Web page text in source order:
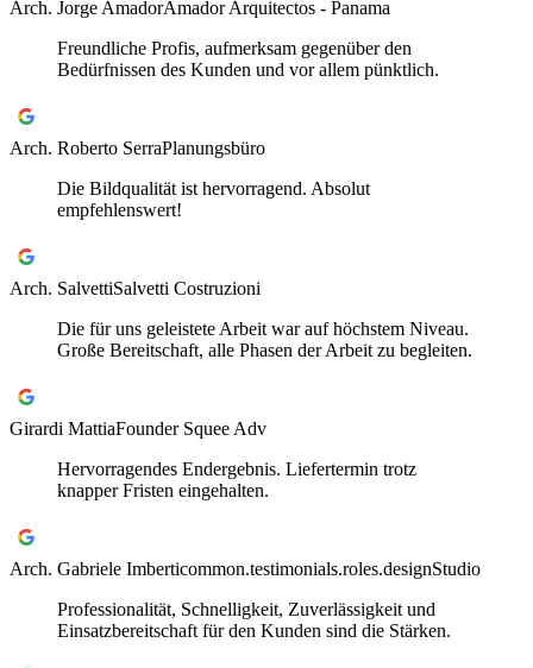
Arch. Jorge AmadorAmador Arquitectos - Panama
Freundliche Profis, aufmerksam gegenüber den
Bedürfnissen des Kunden und vor allem pünktlich.
Arch. Roberto SerraPlanungsbüro
Die Bildqualität ist hervorragend. Absolut
empfehlenswert!
Arch. SalvettiSalvetti Costruzioni
Die für uns geleistete Arbeit war auf höchstem Niveau.
Große Bereitschaft, alle Phasen der Arbeit zu begleiten.
Girardi MattiaFounder Squee Adv
Hervorragendes Endergebnis. Liefertermin trotz
knapper Fristen eingehalten.
Arch. Gabriele Imberticommon.testimonials.roles.designStudio
Professionalität, Schnelligkeit, Zuverlässigkeit und
Einsatzbereitschaft für den Kunden sind die Stärken.